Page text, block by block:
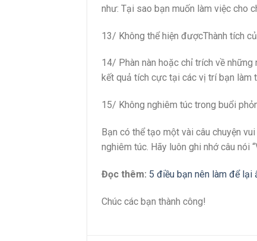
như: Tại sao bạn muốn làm việc cho
13/ Không thể hiện đượcThành tích
14/ Phàn nàn hoặc chỉ trích về
kết quả tích cực tại các vị trí bạn làm
15/ Không nghiêm túc trong buổi
Bạn có thể tạo một vài câu chuyện
nghiêm túc. Hãy luôn ghi nhớ câu nói
Đọc thêm: 5 điều bạn nên làm để
Chúc các bạn thành công!